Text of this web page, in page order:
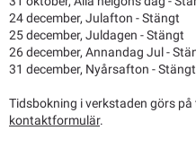
24 december, Julafton - Stängt
25 december, Juldagen - Stängt
26 december, Annandag Jul -
31 december, Nyårsafton - Stängt
Tidsbokning i verkstaden görs
kontaktformulär.